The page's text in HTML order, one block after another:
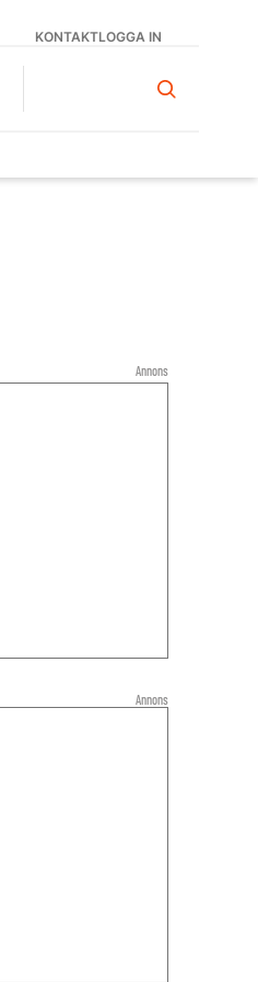
KONTAKTLOGGA IN
Annons
Annons